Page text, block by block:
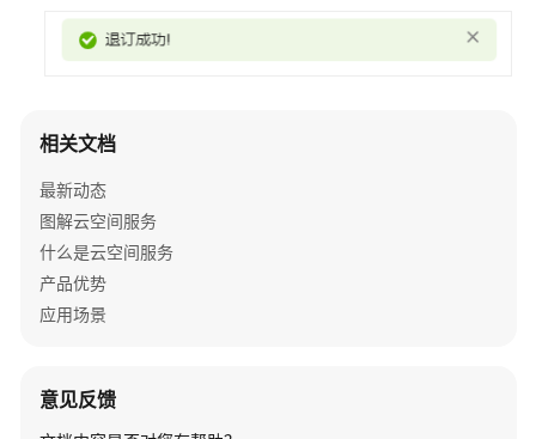
户
南
API
参
考
见
问
相关文档
最新动态
图解云空间服务
什么是云空间服务
产品优势
应用场景
意见反馈